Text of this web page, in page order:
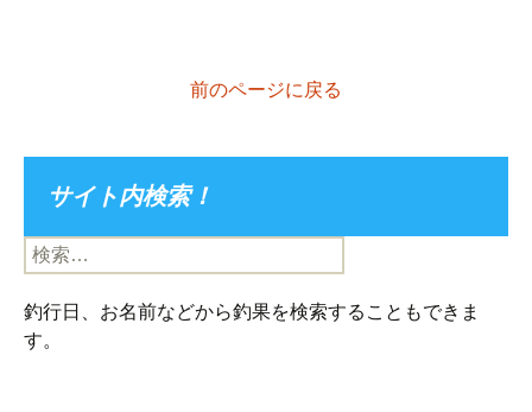
前のページに戻る
サイト内検索！
検
索:
釣行日、お名前などから釣果を検索することもできま
す。